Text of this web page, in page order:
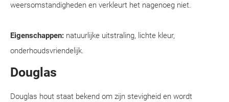
weersomstandigheden en verkleurt het nagenoeg niet.
Eigenschappen: natuurlijke uitstraling, lichte kleur,
onderhoudsvriendelijk.
Douglas
Douglas hout staat bekend om zijn stevigheid en wordt